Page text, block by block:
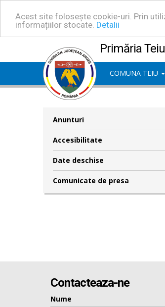
Acest site folosește cookie-uri. Prin
informațiilor stocate. Detalii
Primăria Teiu
COMUNA TEIU
Anunturi
Accesibilitate
Date deschise
Comunicate de presa
Contacteaza-ne
Nume